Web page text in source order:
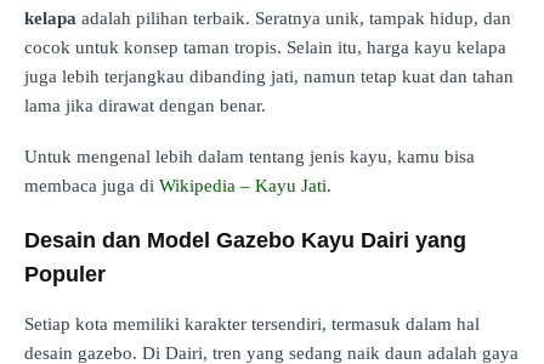
kelapa adalah pilihan terbaik. Seratnya unik, tampak hidup, dan
cocok untuk konsep taman tropis. Selain itu, harga kayu kelapa
juga lebih terjangkau dibanding jati, namun tetap kuat dan tahan
lama jika dirawat dengan benar.
Untuk mengenal lebih dalam tentang jenis kayu, kamu bisa
membaca juga di Wikipedia – Kayu Jati.
Desain dan Model Gazebo Kayu Dairi yang
Populer
Setiap kota memiliki karakter tersendiri, termasuk dalam hal
desain gazebo. Di Dairi, tren yang sedang naik daun adalah gaya